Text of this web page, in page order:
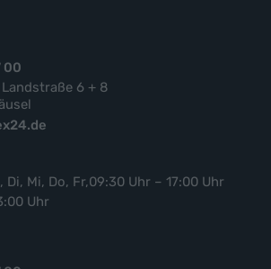
00
6 + 8
Di, Mi, Do, Fr,09:30 Uhr – 17:00 Uhr
Uhr